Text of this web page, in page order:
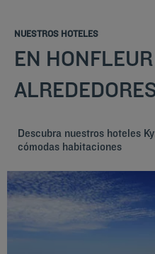
NUESTROS HOTELES
EN
Descubra nuestros hoteles
cómodas habitaciones